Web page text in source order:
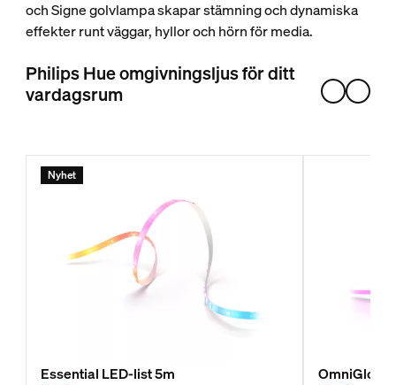
och Signe golvlampa skapar stämning och dynamiska
effekter runt väggar, hyllor och hörn för media.
Philips Hue omgivningsljus för ditt
vardagsrum
Nyhet
Essential LED-list 5m OmniGlow